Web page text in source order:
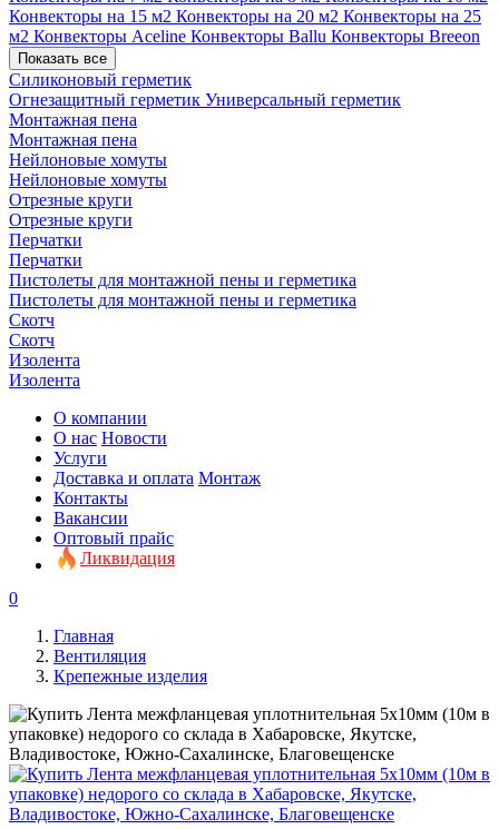
Конвекторы на 15 м2 Конвекторы на 20 м2 Конвекторы на 25
м2 Конвекторы Aceline Конвекторы Ballu Конвекторы Breeon
Показать все
Силиконовый герметик
Огнезащитный герметик Универсальный герметик
Монтажная пена
Монтажная пена
Нейлоновые хомуты
Нейлоновые хомуты
Отрезные круги
Отрезные круги
Перчатки
Перчатки
Пистолеты для монтажной пены и герметика
Пистолеты для монтажной пены и герметика
Скотч
Скотч
Изолента
Изолента
О компании
О нас Новости
Услуги
Доставка и оплата Монтаж
Контакты
Вакансии
Оптовый прайс
Ликвидация
0
Главная
Вентиляция
Крепежные изделия